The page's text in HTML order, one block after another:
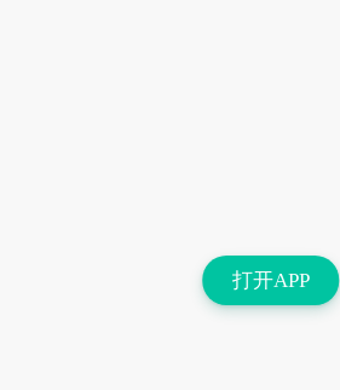
打开APP